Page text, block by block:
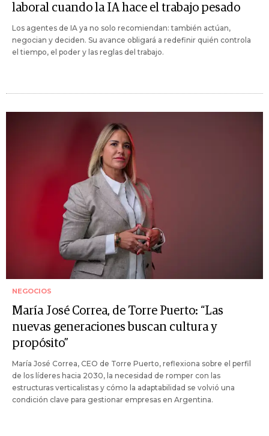
laboral cuando la IA hace el trabajo pesado
Los agentes de IA ya no solo recomiendan: también actúan,
negocian y deciden. Su avance obligará a redefinir quién controla
el tiempo, el poder y las reglas del trabajo.
NEGOCIOS
María José Correa, de Torre Puerto: “Las
nuevas generaciones buscan cultura y
propósito”
María José Correa, CEO de Torre Puerto, reflexiona sobre el perfil
de los líderes hacia 2030, la necesidad de romper con las
estructuras verticalistas y cómo la adaptabilidad se volvió una
condición clave para gestionar empresas en Argentina.